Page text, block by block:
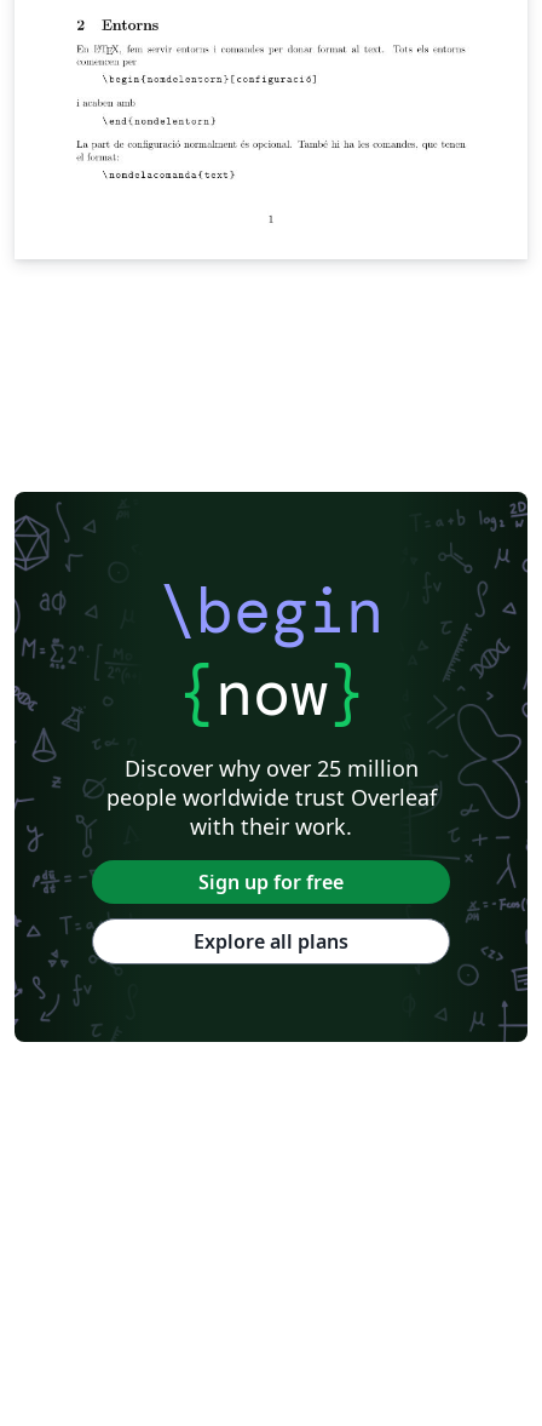
\begin
{now}
Discover why over 25 million
people worldwide trust Overleaf
with their work.
Sign up for free
Explore all plans